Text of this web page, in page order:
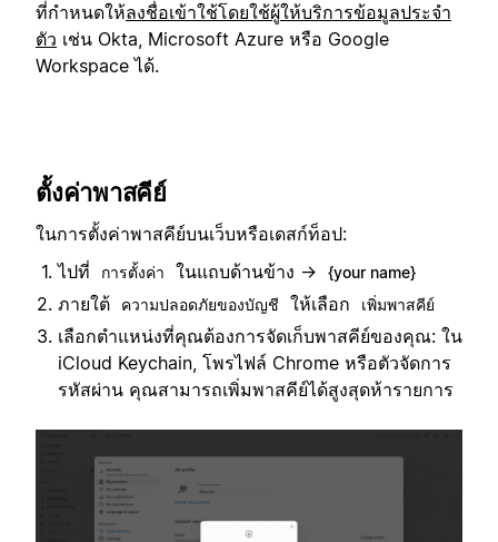
ที่กำหนดให้ลงชื่อเข้าใช้โดยใช้ผู้ให้บริการข้อมูลประจำ
ตัว เช่น Okta, Microsoft Azure หรือ Google
Workspace ได้.
ตั้งค่าพาสคีย์
ในการตั้งค่าพาสคีย์บนเว็บหรือเดสก์ท็อป:
ไปที่
การตั้งค่า ในแถบด้านข้าง → {your name}
ภายใต้ ความปลอดภัยของบัญชี ให้เลือก เพิ่มพาสคีย์
เลือกตำแหน่งที่คุณต้องการจัดเก็บพาสคีย์ของคุณ: ใน
iCloud Keychain, โพรไฟล์ Chrome หรือตัวจัดการ
รหัสผ่าน คุณสามารถเพิ่มพาสคีย์ได้สูงสุดห้ารายการ